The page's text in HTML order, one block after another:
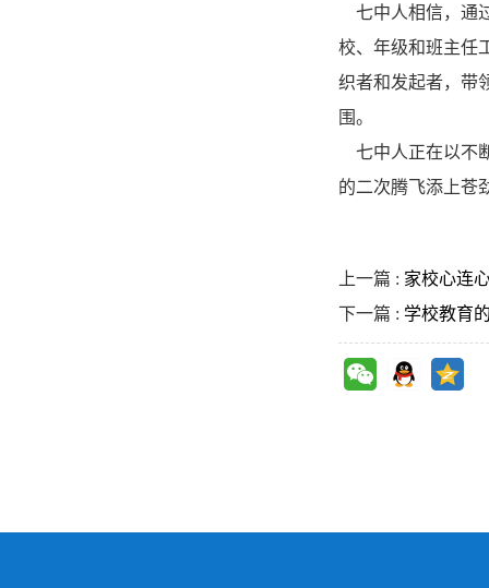
七中人相信，通
校、年级和班主任
织者和发起者，带
围。
七中人正在以不
的二次腾飞添上苍
上一篇 : 家校心连
下一篇 : 学校教育